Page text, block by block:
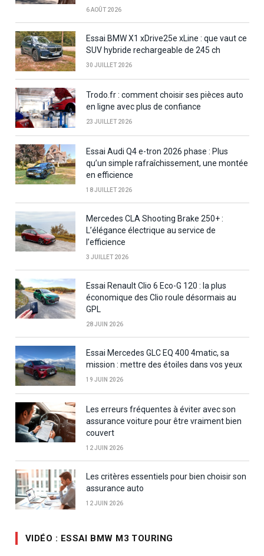
6 AOÛT 2026
Essai BMW X1 xDrive25e xLine : que vaut ce
SUV hybride rechargeable de 245 ch
30 JUILLET 2026
Trodo.fr : comment choisir ses pièces auto
en ligne avec plus de confiance
23 JUILLET 2026
Essai Audi Q4 e-tron 2026 phase : Plus
qu’un simple rafraîchissement, une montée
en efficience
18 JUILLET 2026
Mercedes CLA Shooting Brake 250+ :
L’élégance électrique au service de
l’efficience
3 JUILLET 2026
Essai Renault Clio 6 Eco-G 120 : la plus
économique des Clio roule désormais au
GPL
28 JUIN 2026
Essai Mercedes GLC EQ 400 4matic, sa
mission : mettre des étoiles dans vos yeux
19 JUIN 2026
Les erreurs fréquentes à éviter avec son
assurance voiture pour être vraiment bien
couvert
12 JUIN 2026
Les critères essentiels pour bien choisir son
assurance auto
12 JUIN 2026
VIDÉO : ESSAI BMW M3 TOURING